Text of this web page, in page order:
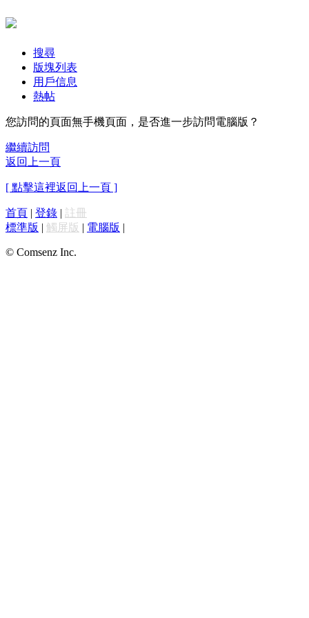
搜尋
版塊列表
用戶信息
熱帖
您訪問的頁面無手機頁面，是否進一步訪問電腦版？
繼續訪問
返回上一頁
[ 點擊這裡返回上一頁 ]
首頁 | 登錄 | 註冊
標準版 | 觸屏版 | 電腦版 |
© Comsenz Inc.